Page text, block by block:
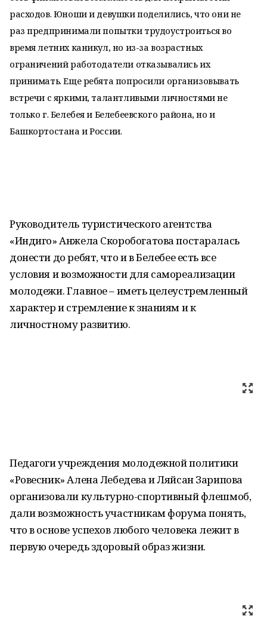
расходов. Юноши и девушки поделились, что они не
раз предпринимали попытки трудоустроиться во
время летних каникул, но из-за возрастных
ограничений работодатели отказывались их
принимать. Еще ребята попросили организовывать
встречи с яркими, талантливыми личностями не
только г. Белебея и Белебеевского района, но и
Башкортостана и России.
Руководитель туристического агентства
«Индиго» Анжела Скоробогатова постаралась
донести до ребят, что и в Белебее есть все
условия и возможности для самореализации
молодежи. Главное – иметь целеустремленный
характер и стремление к знаниям и к
личностному развитию.
Педагоги учреждения молодежной политики
«Ровесник» Алена Лебедева и Ляйсан Зарипова
организовали культурно-спортивный флешмоб,
дали возможность участникам форума понять,
что в основе успехов любого человека лежит в
первую очередь здоровый образ жизни.